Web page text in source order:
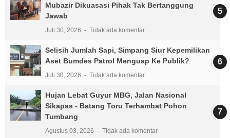
Mubazir Dikuasasi Pihak Tak Bertanggung
Jawab
Juli 30, 2026 Tidak ada komentar
Selisih Jumlah Sapi, Simpang Siur Kepemilikan
Aset Bumdes Patrol Menguap Ke Publik?
Juli 30, 2026 Tidak ada komentar
Hujan Lebat Guyur MBG, Jalan Nasional
Sikapas - Batang Toru Terhambat Pohon
Tumbang
Agustus 03, 2026 Tidak ada komentar